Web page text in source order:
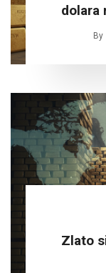
dolara
By
Zlato